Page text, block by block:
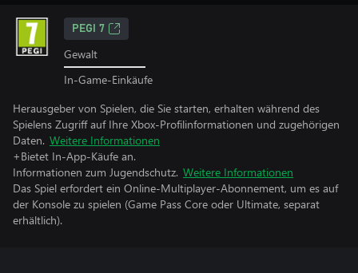
PEGI 7
Gewalt
In-Game-Einkäufe
Herausgeber von Spielen, die Sie starten, erhalten während des
Spielens Zugriff auf Ihre Xbox-Profilinformationen und zugehörigen
Daten. Weitere Informationen
+Bietet In-App-Käufe an.
Informationen zum Jugendschutz. Weitere Informationen
Das Spiel erfordert ein Online-Multiplayer-Abonnement, um es auf
der Konsole zu spielen (Game Pass Core oder Ultimate, separat
erhältlich).